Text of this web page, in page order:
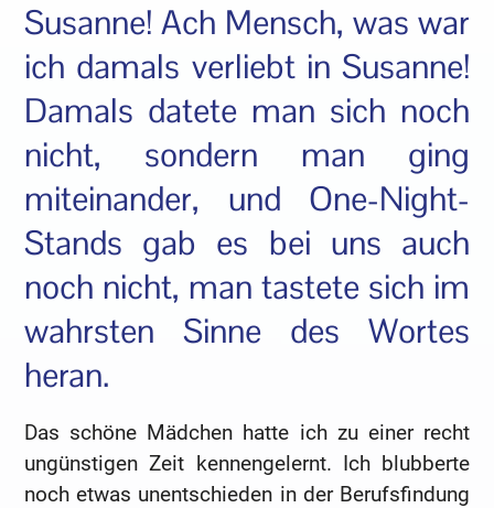
Susanne! Ach Mensch, was war
ich damals verliebt in Susanne!
Damals datete man sich noch
nicht, sondern man ging
miteinander, und One-Night-
Stands gab es bei uns auch
noch nicht, man tastete sich im
wahrsten Sinne des Wortes
heran.
Das schöne Mädchen hatte ich zu einer recht
ungünstigen Zeit kennengelernt. Ich blubberte
noch etwas unentschieden in der Berufsfindung